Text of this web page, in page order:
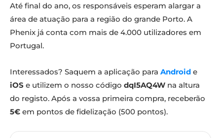
Até final do ano, os responsáveis esperam alargar a
área de atuação para a região do grande Porto. A
Phenix já conta com mais de 4.000 utilizadores em
Portugal.
Interessados? Saquem a aplicação para Android e
iOS e utilizem o nosso código dqI5AQ4W na altura
do registo. Após a vossa primeira compra, receberão
5€ em pontos de fidelização (500 pontos).